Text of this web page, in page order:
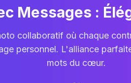
Messages :
collaboratif où chaque
personnel. L'alliance
mots du cœur.